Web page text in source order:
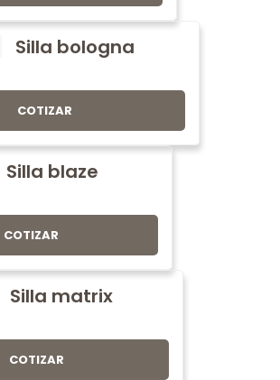
Silla bologna
COTIZAR
Silla blaze
COTIZAR
Silla matrix
COTIZAR